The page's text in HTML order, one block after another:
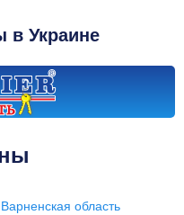
в Украине
Варненская область